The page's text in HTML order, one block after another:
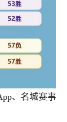
、名城赛事